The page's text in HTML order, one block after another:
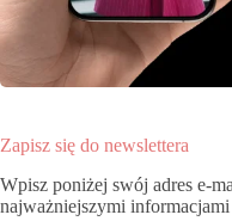
Zapisz się do newslettera
Wpisz poniżej swój adres e-
najważniejszymi informacjami